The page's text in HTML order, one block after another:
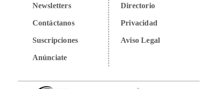
Newsletters
Contáctanos
Suscripciones
Anúnciate
Directorio
Privacidad
Aviso Legal